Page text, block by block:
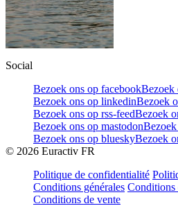
Social
Bezoek ons op facebookBezoek
Bezoek ons op linkedinBezoek
Bezoek ons op rss-feedBezoek
Bezoek ons op mastodon
Bezoek ons op blueskyBezoek
© 2026 Euractiv FR
Politique de confidentialité
Conditions générales Conditions
Conditions de vente